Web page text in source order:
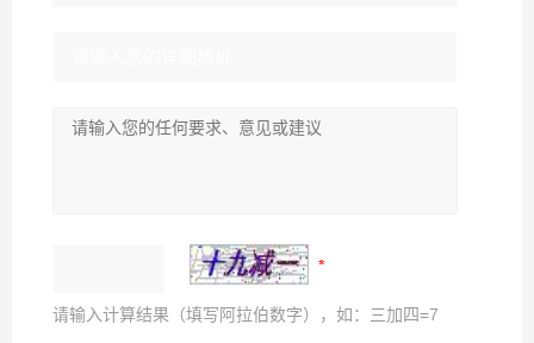
请输入计算结果（填写阿拉伯数字），如：三加四=7